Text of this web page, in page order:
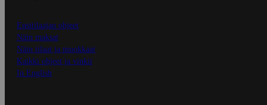
Ensitilaajan ohjeet
Näin maksat
Näin tilaat ja muokkaat
Kaikki ohjeet ja vinkit
In English